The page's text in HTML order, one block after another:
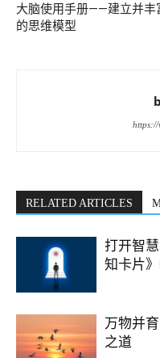
大脑使用手册——建立并丰
的思维模型
https://
RELATED ARTICLES
打开智
知卡片
万物并
之道